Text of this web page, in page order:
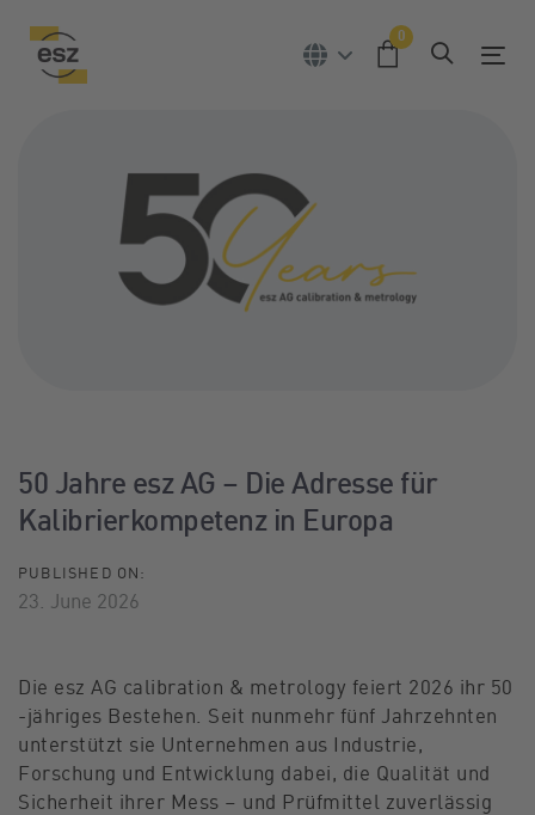
links
primary
0
50 Jahre esz AG – Die Adresse für
Kalibrierkompetenz in Europa
PUBLISHED ON:
23. June 2026
Die esz AG calibration & metrology feiert 2026 ihr 50
-jähriges Bestehen. Seit nunmehr fünf Jahrzehnten
unterstützt sie Unternehmen aus Industrie,
Forschung und Entwicklung dabei, die Qualität und
Sicherheit ihrer Mess – und Prüfmittel zuverlässig